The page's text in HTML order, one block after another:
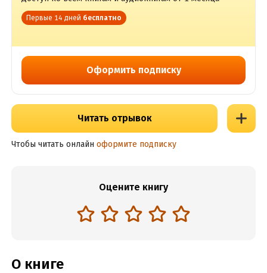
Первые 14 дней бесплатно
Оформить подписку
Читать отрывок
Чтобы читать онлайн оформите подписку
Оцените книгу
О книге